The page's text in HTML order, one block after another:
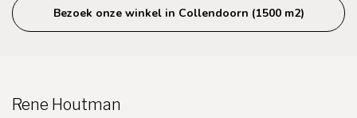
Bezoek onze winkel in Collendoorn (1500 m2)
Rene Houtman